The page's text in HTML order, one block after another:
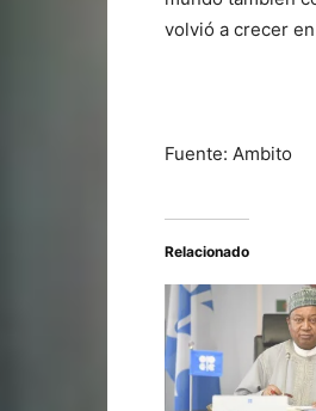
volvió a crecer
Fuente: Ambito
Relacionado